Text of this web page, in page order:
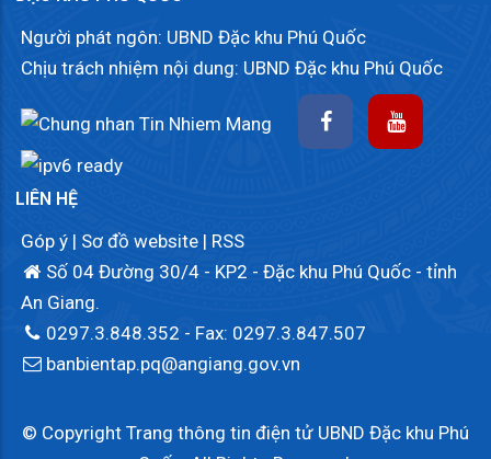
Người phát ngôn: UBND Đặc khu Phú Quốc
Chịu trách nhiệm nội dung: UBND Đặc khu Phú Quốc
LIÊN HỆ
Góp ý | Sơ đồ website | RSS
Số 04 Đường 30/4 - KP2 - Đặc khu Phú Quốc - tỉnh
An Giang.
0297.3.848.352 - Fax: 0297.3.847.507
banbientap.pq@angiang.gov.vn
© Copyright Trang thông tin điện tử UBND Đặc khu Phú